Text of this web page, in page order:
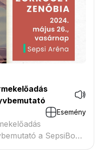
Esemény
a SepsiBook